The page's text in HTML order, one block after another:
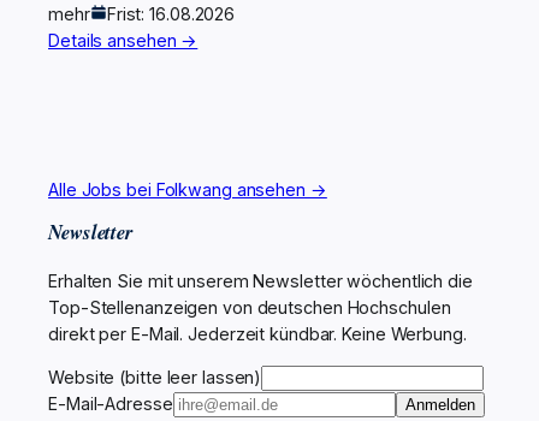
mehr
Frist: 16.08.2026
Details ansehen →
Alle Jobs bei Folkwang ansehen →
Newsletter
Erhalten Sie mit unserem Newsletter wöchentlich die
Top-Stellenanzeigen von deutschen Hochschulen
direkt per E-Mail. Jederzeit kündbar. Keine Werbung.
Website (bitte leer lassen)
E-Mail-Adresse
Anmelden